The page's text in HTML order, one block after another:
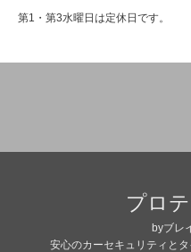
第1・第3水曜日は定休日です。
プロ
byブレ
安心のカーセキュリティと